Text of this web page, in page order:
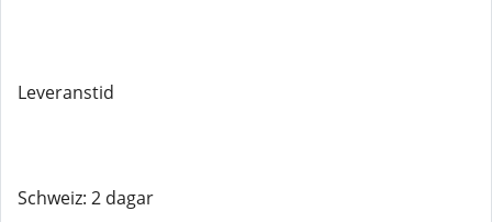
Leveranstid
Schweiz: 2 dagar